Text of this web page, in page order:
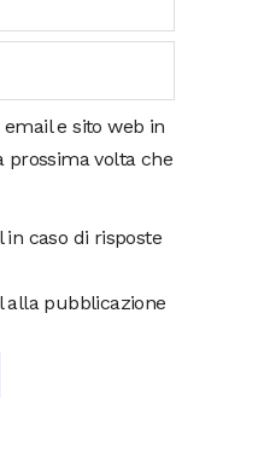
e sito web in
prossima volta che
in caso di risposte
alla pubblicazione